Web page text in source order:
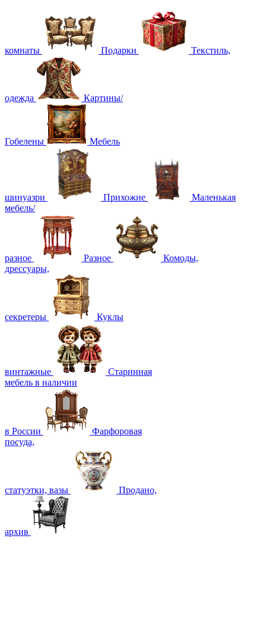
комнаты Подарки Текстиль,
одежда Картины/
Гобелены Мебель
шинуазри Прихожие
Маленькая
мебель/
разное Разное
Комоды,
дрессуары,
секретеры Куклы
винтажные
Старинная
мебель в наличии
в России
Фарфоровая
посуда,
статуэтки, вазы Продано,
архив